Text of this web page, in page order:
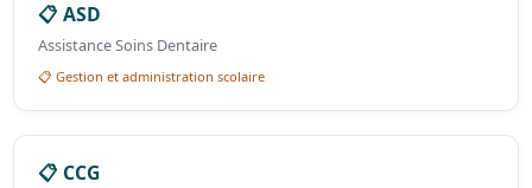
📋 ASD
Assistance Soins Dentaire
📋 Gestion et administration scolaire
📋 CCG